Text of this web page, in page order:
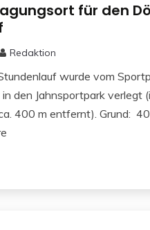
für den
Redaktion
wurde vom
in den Jahnsportpark verlegt
400 m entfernt). Grund: